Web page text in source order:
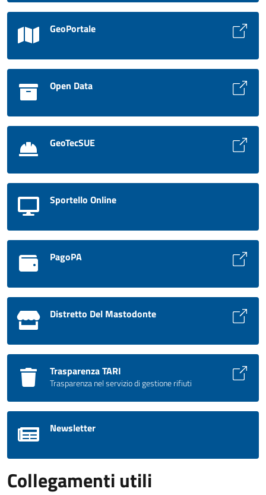
GeoPortale
Open Data
GeoTecSUE
Sportello Online
PagoPA
Distretto Del Mastodonte
Trasparenza TARI
Trasparenza nel servizio di gestione rifiuti
Newsletter
Collegamenti utili